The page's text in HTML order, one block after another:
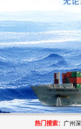
热门搜索：